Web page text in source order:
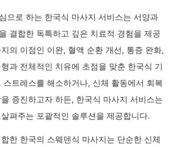
으로 하는 한국식 마사지 서비스는 서양과
결합한 독특하고 깊은 치료적 경험을 제공
의 이점인 이완, 혈액 순환 개선, 통증 완화,
과 전체적인 치유에 초점을 맞춘 한국식 기
스트레스를 해소하거나, 신체 활동에서 회복
증진하고자 하든, 한국식 마사지 서비스는
펴주는 포괄적인 솔루션을 제공합니다.
한 한국의 스웨덴식 마사지는 단순한 신체